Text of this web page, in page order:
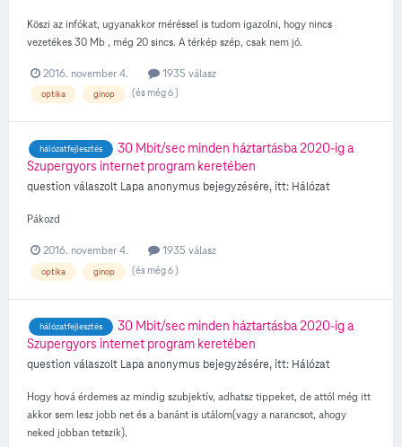
Köszi az infókat, ugyanakkor méréssel is tudom igazolni, hogy nincs
vezetékes 30 Mb , még 20 sincs. A térkép szép, csak nem jó.
2016. november 4. 1935 válasz
optika ginop (és még 6 )
hálózatfejlesztés
30 Mbit/sec minden háztartásba 2020-ig a
Szupergyors internet program keretében
question válaszolt Lapaanonymus bejegyzésére, itt: Hálózat
Pákozd
2016. november 4. 1935 válasz
optika ginop (és még 6 )
hálózatfejlesztés
30 Mbit/sec minden háztartásba 2020-ig a
Szupergyors internet program keretében
question válaszolt Lapaanonymus bejegyzésére, itt: Hálózat
Hogy hová érdemes az mindig szubjektív, adhatsz tippeket, de attól még itt
akkor sem lesz jobb net és a banánt is utálom(vagy a narancsot, ahogy
neked jobban tetszik).